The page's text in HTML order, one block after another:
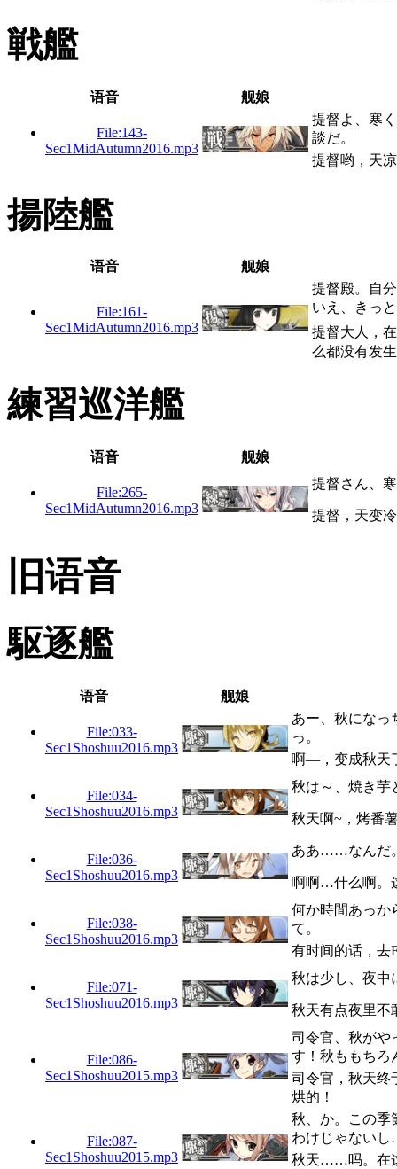
戦艦
语音 舰娘
File:143-
Sec1MidAutumn2016.mp3
提督よ、寒
談だ。
提督哟，天
揚陸艦
语音 舰娘
File:161-
Sec1MidAutumn2016.mp3
提督殿。自
いえ、きっ
提督大人，
么都没有发
練習巡洋艦
语音 舰娘
File:265-
Sec1MidAutumn2016.mp3
提督さん、
提督，天变
旧语音
駆逐艦
语音 舰娘
File:033-
Sec1Shoshuu2016.mp3
あー、秋になっ
っ。
啊—，变成秋天
File:034-
Sec1Shoshuu2016.mp3
秋は～、焼き
秋天啊~，烤番
File:036-
Sec1Shoshuu2016.mp3
ああ……なんだ
啊啊…什么啊。
File:038-
Sec1Shoshuu2016.mp3
何か時間あっか
て。
有时间的话，去
File:071-
Sec1Shoshuu2016.mp3
秋は少し、夜
秋天有点夜里
File:086-
Sec1Shoshuu2015.mp3
司令官、秋がや
す！秋ももちろ
司令官，秋天终
烘的！
File:087-
Sec1Shoshuu2015.mp3
秋、か。この季
わけじゃない
秋天……吗。在